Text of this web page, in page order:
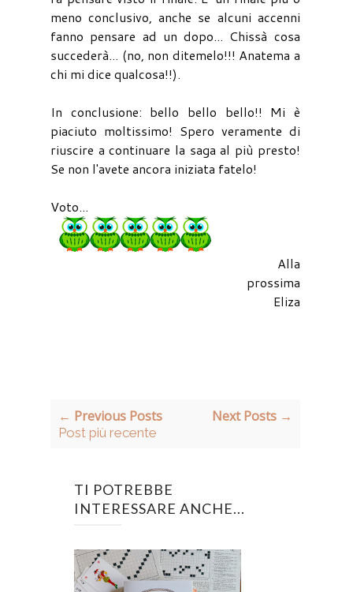
meno conclusivo, anche se alcuni accenni
fanno pensare ad un dopo... Chissà cosa
succederà... (no, non ditemelo!!! Anatema a
chi mi dice qualcosa!!).
In conclusione: bello bello bello!! Mi è
piaciuto moltissimo! Spero veramente di
riuscire a continuare la saga al più presto!
Se non l'avete ancora iniziata fatelo!
Voto...
Alla
prossima
Eliza
← Previous Posts
Post più recente
Next Posts →
TI POTREBBE
INTERESSARE ANCHE...